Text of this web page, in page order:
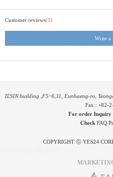
Customer reviews(0)
Write a
ILSIN building ,F5~6,11, Eunhaeng-ro,
Fax : +82-
For order Inquiry
Check FAQ
COPYRIGHT ⓒ YES24